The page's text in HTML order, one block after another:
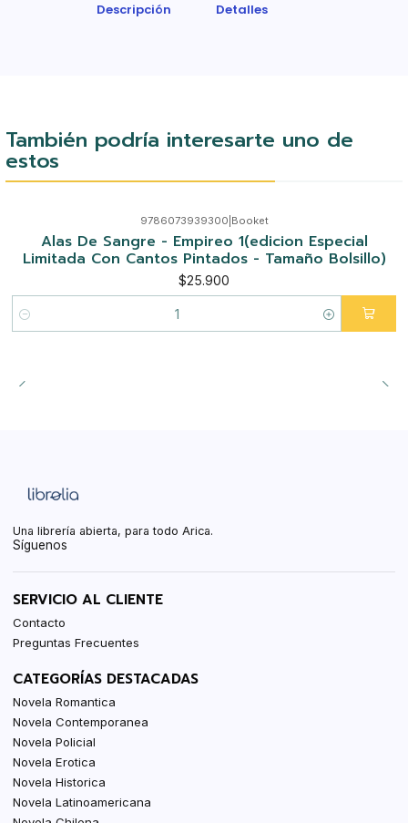
Descripción Detalles
También podría interesarte uno de
estos
9786073939300 Booket
Alas De Sangre - Empireo 1(edicion Especial
Limitada Con Cantos Pintados - Tamaño Bolsillo)
$25.900
Cantidad
Una librería abierta, para todo Arica.
Síguenos
SERVICIO AL CLIENTE
Contacto
Preguntas Frecuentes
CATEGORÍAS DESTACADAS
Novela Romantica
Novela Contemporanea
Novela Policial
Novela Erotica
Novela Historica
Novela Latinoamericana